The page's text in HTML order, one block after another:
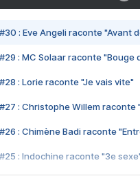
#30 : Eve Angeli raconte "Avant
#29 : MC Solaar raconte "Bouge
#28 : Lorie raconte "Je vais vite"
#27 : Christophe Willem raconte
#26 : Chimène Badi raconte
#25 : Indochine raconte "3e